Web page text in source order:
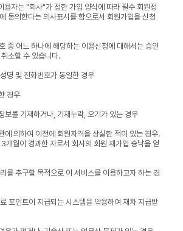
용자는 "회사"가 정한 가입 양식에 따라 필수 회원정
동의한다는 의사표시를 함으로서 회원가입을 신청
중 어느 하나에 해당하는 이용신청에 대해서는 승인
소할 수 있습니다.
명 및 전화번호가 동일한 경우
경우
를 기재하거나, 기재누락, 오기가 있는 경우
의하여 이전에 회원자격을 상실한 적이 있는 경우.
개월이 경과한 자로서 회사의 회원 재가입 승낙을 얻
를 추구할 목적으로 이 서비스를 이용하고자 하는 경
포인트이 지급되는 시스템을 악용하여 재차 지급받